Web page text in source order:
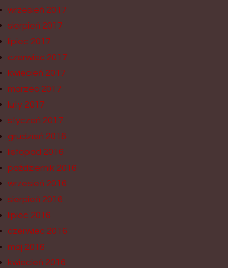
wrzesień 2017
sierpień 2017
lipiec 2017
czerwiec 2017
kwiecień 2017
marzec 2017
luty 2017
styczeń 2017
grudzień 2016
listopad 2016
październik 2016
wrzesień 2016
sierpień 2016
lipiec 2016
czerwiec 2016
maj 2016
kwiecień 2016